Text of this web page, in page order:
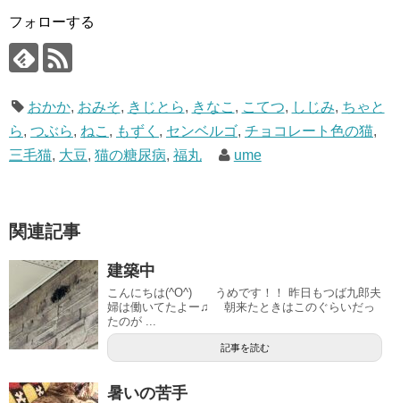
フォローする
おかか, おみそ, きじとら, きなこ , こてつ, しじみ, ちゃと
ら, つぶら, ねこ , もずく , センベルゴ, チョコレート色の猫,
三毛猫, 大豆, 猫の糖尿病, 福丸 ume
関連記事
建築中
こんにちは(^O^) うめです！！ 昨日もつば九郎夫
婦は働いてたよー♫ 朝来たときはこのぐらいだっ
たのが ...
記事を読む
暑いの苦手